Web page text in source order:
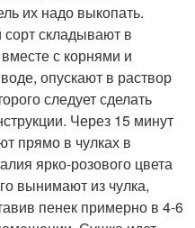
их надо выкопать.
складывают в
с корнями и
опускают в раствор
следует сделать
Через 15 минут
прямо в чулках в
ярко-розового цвета
вынимают из чулка,
пенек пример­но в 4-6